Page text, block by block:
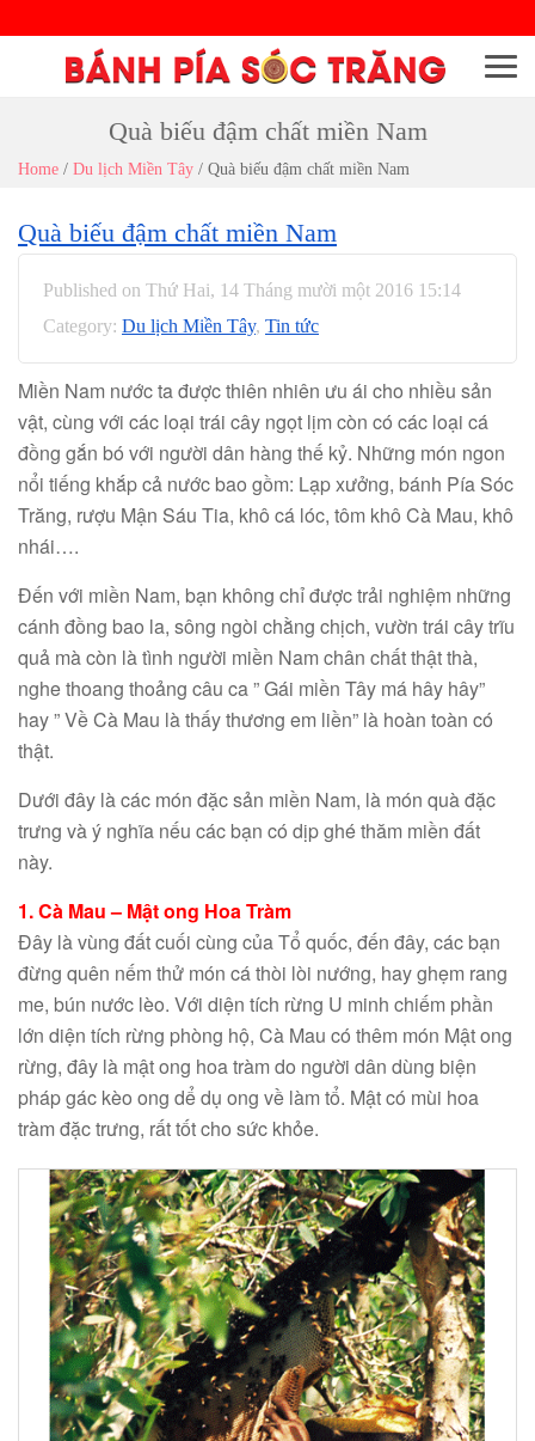
Menu
Quà biếu đậm chất miền Nam
Home / Du lịch Miền Tây / Quà biếu đậm chất miền Nam
Quà biếu đậm chất miền Nam
Published on Thứ Hai, 14 Tháng mười một 2016 15:14
Category: Du lịch Miền Tây, Tin tức
Miền Nam nước ta được thiên nhiên ưu ái cho nhiều sản
vật, cùng với các loại trái cây ngọt lịm còn có các loại cá
đồng gắn bó với người dân hàng thế kỷ. Những món ngon
nổi tiếng khắp cả nước bao gồm: Lạp xưởng, bánh Pía Sóc
Trăng, rượu Mận Sáu Tia, khô cá lóc, tôm khô Cà Mau, khô
nhái….
Đến với miền Nam, bạn không chỉ được trải nghiệm những
cánh đồng bao la, sông ngòi chằng chịch, vườn trái cây trĩu
quả mà còn là tình người miền Nam chân chất thật thà,
nghe thoang thoảng câu ca ” Gái miền Tây má hây hây”
hay ” Về Cà Mau là thấy thương em liền” là hoàn toàn có
thật.
Dưới đây là các món đặc sản miền Nam, là món quà đặc
trưng và ý nghĩa nếu các bạn có dịp ghé thăm miền đất
này.
1. Cà Mau – Mật ong Hoa Tràm
Đây là vùng đất cuối cùng của Tổ quốc, đến đây, các bạn
đừng quên nếm thử món cá thòi lòi nướng, hay ghẹm rang
me, bún nước lèo. Với diện tích rừng U minh chiếm phần
lớn diện tích rừng phòng hộ, Cà Mau có thêm món Mật ong
rừng, đây là mật ong hoa tràm do người dân dùng biện
pháp gác kèo ong dể dụ ong về làm tổ. Mật có mùi hoa
tràm đặc trưng, rất tốt cho sức khỏe.